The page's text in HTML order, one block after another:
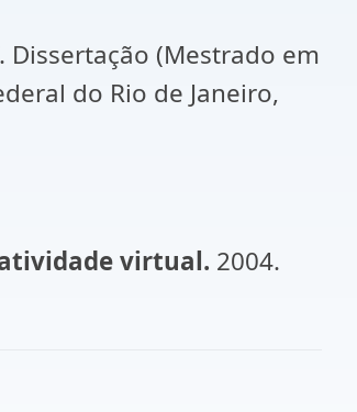
Dissertação (Mestrado em
do Rio de Janeiro,
virtual. 2004.